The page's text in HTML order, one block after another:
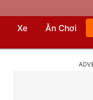
Xe Ăn Chơi